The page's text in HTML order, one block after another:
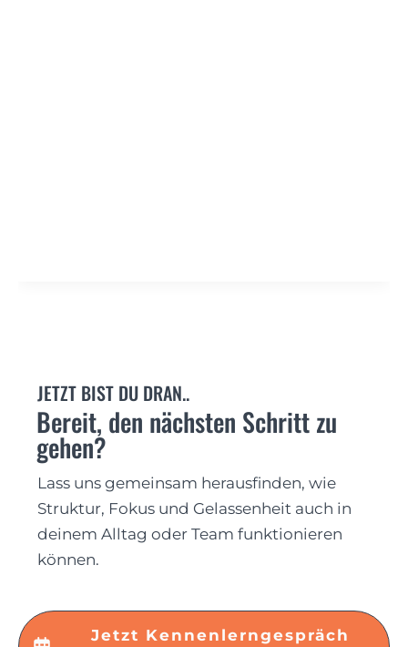
JETZT BIST DU DRAN..
Bereit, den nächsten Schritt zu
gehen?
Lass uns gemeinsam herausfinden, wie
Struktur, Fokus und Gelassenheit auch in
deinem Alltag oder Team funktionieren
können.
Jetzt Kennenlerngespräch